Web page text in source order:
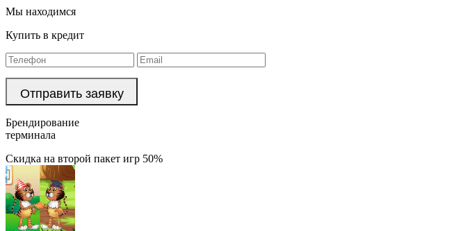
Мы находимся
Купить в кредит
Брендирование
терминала
Скидка на второй пакет игр 50%